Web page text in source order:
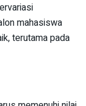
mahasiswa
terutama pada